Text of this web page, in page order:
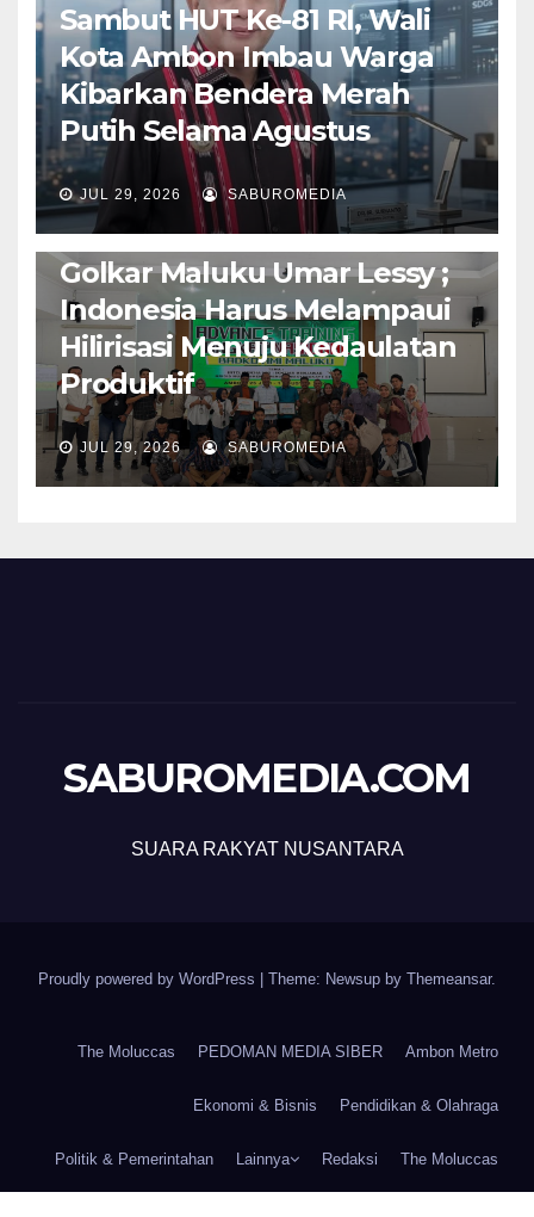
Sambut HUT Ke-81 RI, Wali
Kota Ambon Imbau Warga
Kibarkan Bendera Merah
Putih Selama Agustus
JUL 29, 2026 SABUROMEDIA
AMBON METRO JURNALISME AKTIVIS
PENDIDIKAN & OLAHRAGA THE MOLUCCAS
Isi Materi LK-III HMI, Ketua
Golkar Maluku Umar Lessy ;
Indonesia Harus Melampaui
Hilirisasi Menuju Kedaulatan
Produktif
JUL 29, 2026 SABUROMEDIA
SABUROMEDIA.COM
SUARA RAKYAT NUSANTARA
Proudly powered by WordPress Theme: Newsup by Themeansar.
The Moluccas PEDOMAN MEDIA SIBER Ambon Metro
Ekonomi & Bisnis Pendidikan & Olahraga
Politik & Pemerintahan Lainnya Redaksi The Moluccas